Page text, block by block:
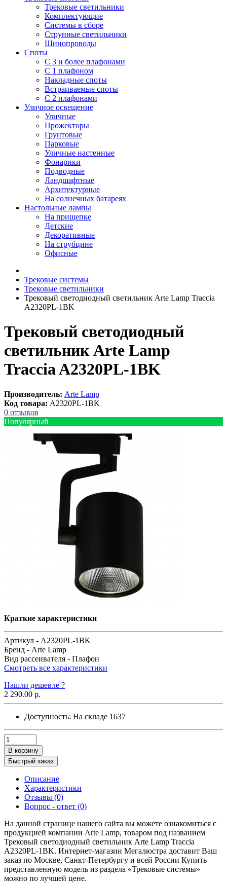
Трековые светильники
Комплектующие
Системы в сборе
Струнные светильники
Шинопроводы
Споты
С 3 и более плафонами
С 1 плафоном
Накладные споты
Встраиваемые споты
С 2 плафонами
Уличное освещение
Уличные
Прожекторы
Грунтовые
Парковые
Уличные настенные
Фонарики
Подводные
Ландшафтные
Архитектурные
На солнечных батареях
Настольные лампы
На прищепке
Детские
Декоративные
На струбцине
Офисные
Трековые системы
Трековые светильники
Трековый светодиодный светильник Arte Lamp Traccia
A2320PL-1BK
Трековый светодиодный
светильник Arte Lamp
Traccia A2320PL-1BK
Производитель: Arte Lamp
Код товара: A2320PL-1BK
0 отзывов
Популярный
Краткие характеристики
Артикул - A2320PL-1BK
Бренд - Arte Lamp
Вид рассеивателя - Плафон
Смотреть все характеристики
Нашли дешевле ?
2 290.00 р.
Доступность: На складе 1637
В корзину
Быстрый заказ
Описание
Характеристики
Отзывы (0)
Вопрос - ответ (0)
На данной странице нашего сайта вы можете ознакомиться с
продукцией компании Arte Lamp, товаром под названием
Трековый светодиодный светильник Arte Lamp Traccia
A2320PL-1BK. Интернет-магазин Мегалюстра доставит Ваш
заказ по Москве, Санкт-Петербургу и всей России Купить
представленную модель из раздела «Трековые системы»
можно по лучшей цене.